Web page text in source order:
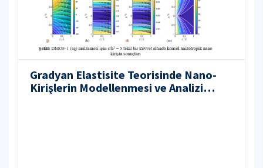
Gradyan Elastisite Teorisinde Nano-
Kirişlerin Modellenmesi ve Analizi